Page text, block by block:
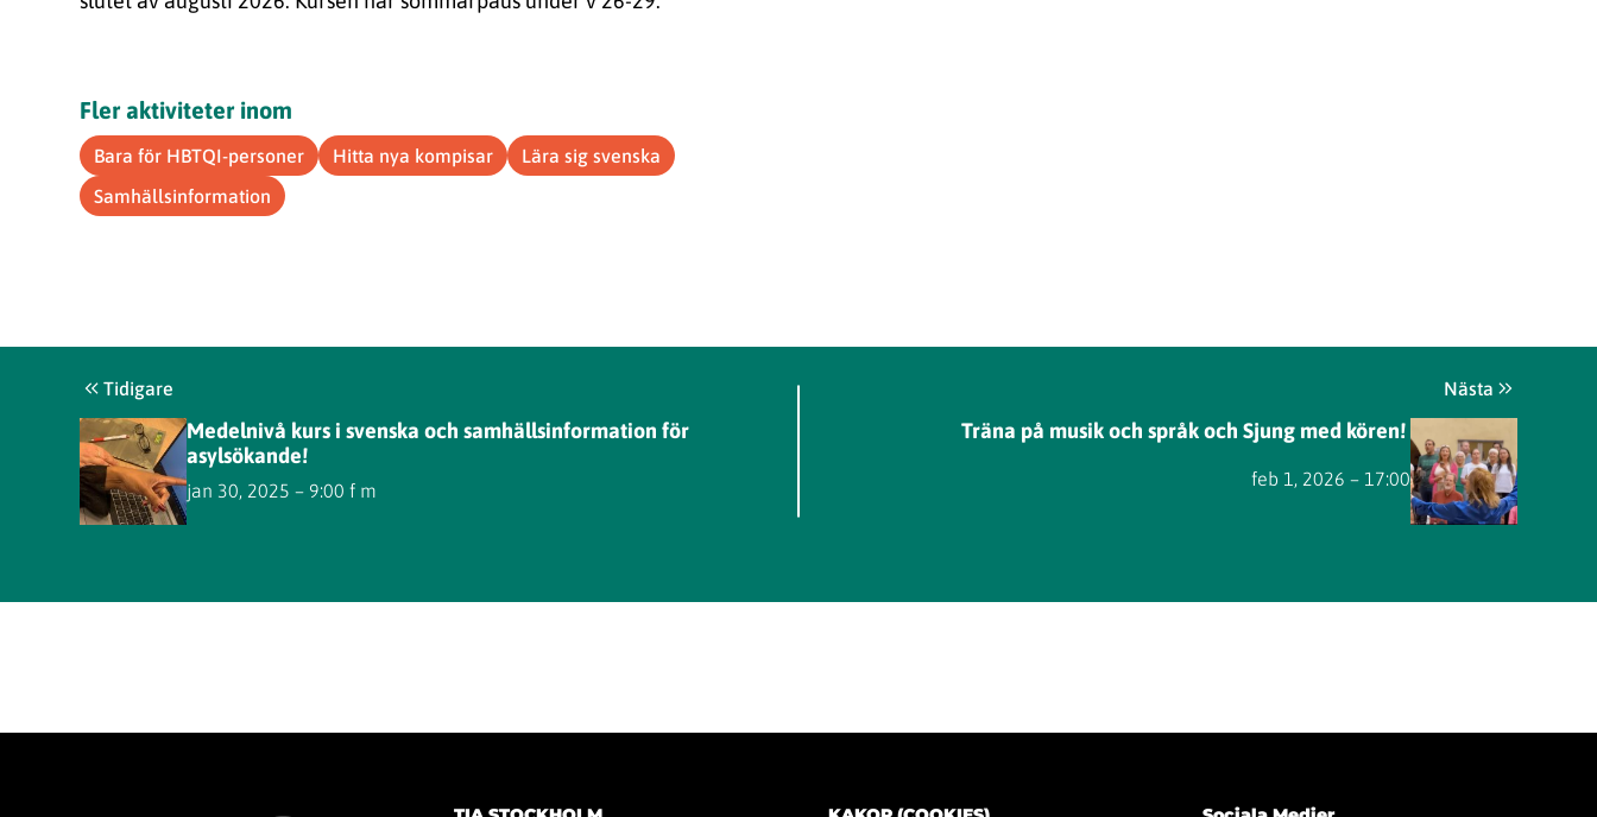
Fler aktiviteter inom
Bara för HBTQI-personer Hitta nya kompisar
Lära sig svenska
Samhällsinformation
Tidigare
Medelnivå kurs i svenska och samhällsinformation för
asylsökande!
jan 30, 2025 – 9:00 f m
Nästa
Träna på musik och språk och Sjung med kören!
feb 1, 2026 – 17:00